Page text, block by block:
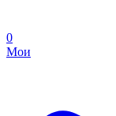
0
Мои